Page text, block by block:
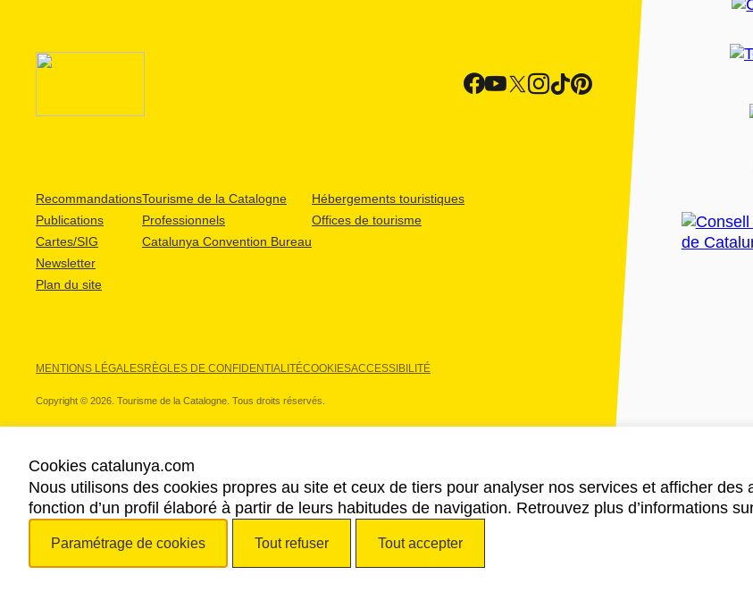
Recommandations
Publications
Cartes/SIG
Newsletter
Plan du site
Tourisme de la Catalogne
Professionnels
Catalunya Convention Bureau
Hébergements touristiques
Offices de tourisme
MENTIONS LÉGALESRÈGLES DE CONFIDENTIALITÉCOOKIESACCESSIBILITÉ
Copyright © 2026. Tourisme de la Catalogne. Tous droits réservés.
NOS PARTENAIRES
Cookies catalunya.com
Nous utilisons des cookies propres au site et ceux de tiers pour analyser nos services et afficher
fonction d’un profil élaboré à partir de leurs habitudes de navigation. Retrouvez plus d’informations
Paramétrage de cookies Tout refuser Tout accepter